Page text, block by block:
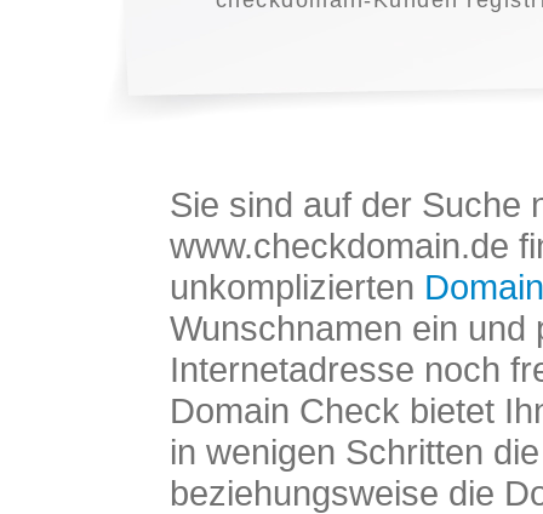
Sie sind auf der Suche
www.checkdomain.de
unkomplizierten
Wunschnamen ein und
Internetadresse noch
Domain Check bietet
in wenigen Schritten
beziehungsweise die